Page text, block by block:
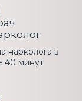
нарколога в
40 минут